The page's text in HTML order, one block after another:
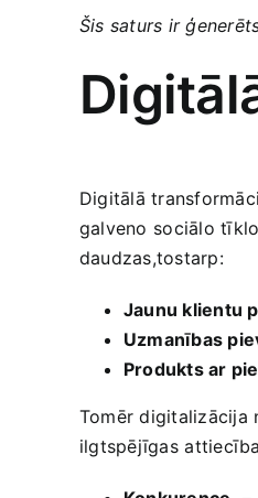
Šis‍ saturs ir
Digitālā​
galveno⁣ sociālo
daudzas,tostarp:
Jaunu‌ klientu
Uzmanības‍
Produkts ar
Tomēr digitalizācija
ilgtspējīgas⁤